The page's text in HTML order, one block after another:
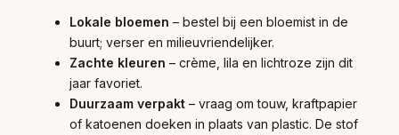
Lokale bloemen – bestel bij een bloemist in de
buurt; verser en milieuvriendelijker.
Zachte kleuren – crème, lila en lichtroze zijn dit
jaar favoriet.
Duurzaam verpakt – vraag om touw, kraftpapier
of katoenen doeken in plaats van plastic. De stof